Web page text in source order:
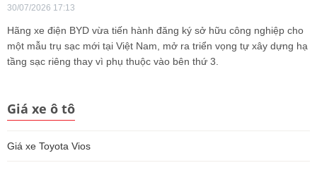
30/07/2026 17:13
Hãng xe điện BYD vừa tiến hành đăng ký sở hữu công nghiệp cho
một mẫu trụ sạc mới tại Việt Nam, mở ra triển vọng tự xây dựng hạ
tầng sạc riêng thay vì phụ thuộc vào bên thứ 3.
Giá xe ô tô
Giá xe Toyota Vios